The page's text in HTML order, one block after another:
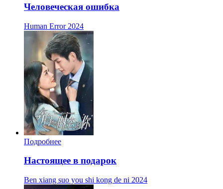
Человеческая ошибка
Human Error 2024
Подробнее
Настоящее в подарок
Ben xiang suo you shi kong de ni 2024